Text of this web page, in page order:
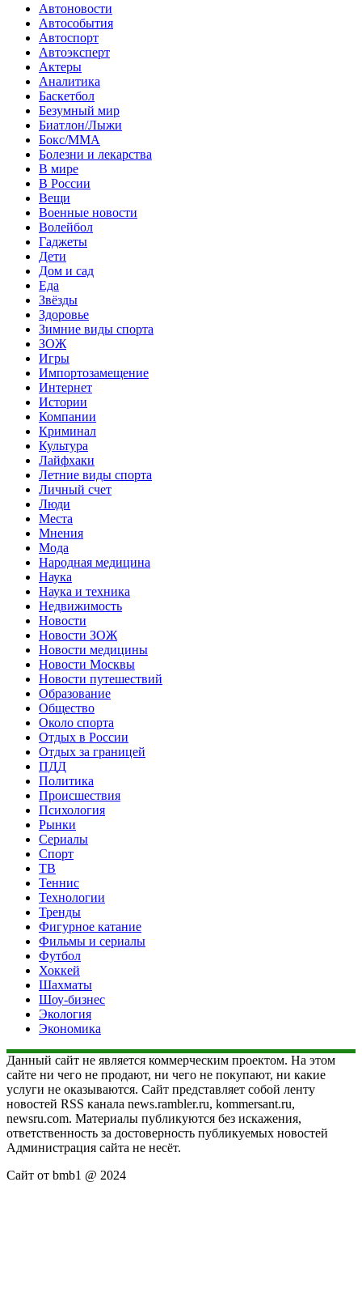
Автоновости
Автособытия
Автоспорт
Автоэксперт
Актеры
Аналитика
Баскетбол
Безумный мир
Биатлон/Лыжи
Бокс/MMA
Болезни и лекарства
В мире
В России
Вещи
Военные новости
Волейбол
Гаджеты
Дети
Дом и сад
Еда
Звёзды
Здоровье
Зимние виды спорта
ЗОЖ
Игры
Импортозамещение
Интернет
Истории
Компании
Криминал
Культура
Лайфхаки
Летние виды спорта
Личный счет
Люди
Места
Мнения
Мода
Народная медицина
Наука
Наука и техника
Недвижимость
Новости
Новости ЗОЖ
Новости медицины
Новости Москвы
Новости путешествий
Образование
Общество
Около спорта
Отдых в России
Отдых за границей
ПДД
Политика
Происшествия
Психология
Рынки
Сериалы
Спорт
ТВ
Теннис
Технологии
Тренды
Фигурное катание
Фильмы и сериалы
Футбол
Хоккей
Шахматы
Шоу-бизнес
Экология
Экономика
Данный сайт не является коммерческим проектом. На этом
сайте ни чего не продают, ни чего не покупают, ни какие
услуги не оказываются. Сайт представляет собой ленту
новостей RSS канала news.rambler.ru, kommersant.ru,
newsru.com. Материалы публикуются без искажения,
ответственность за достоверность публикуемых новостей
Администрация сайта не несёт.
Сайт от bmb1 @ 2024